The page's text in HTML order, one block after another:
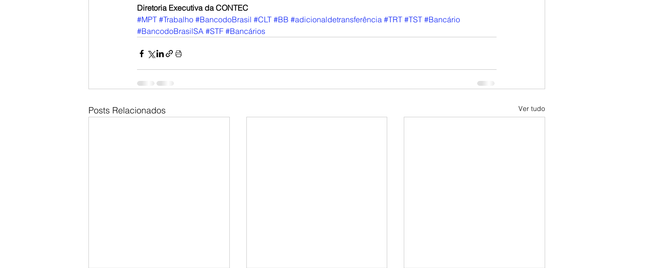
Diretoria Executiva da CONTEC
#MPT #Trabalho #BancodoBrasil #CLT #BB #adicionaldetransferência #TRT #TST #Bancário
#BancodoBrasilSA #STF #Bancários
Posts Relacionados Ver tudo